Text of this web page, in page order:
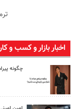
اخبار بازار و کسب و
چگونه